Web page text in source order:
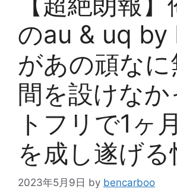
のau & uq by
があの頑なに
間を設けなか
トフリで1ヶ
を成し遂げる
2023年5月9日 by bencarboo